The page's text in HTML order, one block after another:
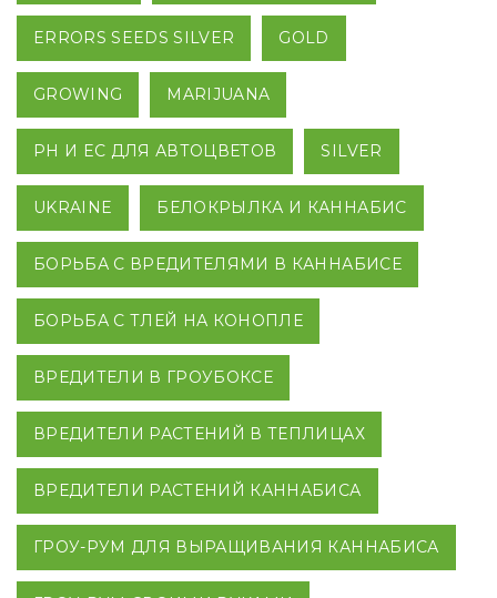
ERRORS SEEDS SILVER GOLD
GROWING MARIJUANA
PH И EC ДЛЯ АВТОЦВЕТОВ SILVER
UKRAINE БЕЛОКРЫЛКА И КАННАБИС
БОРЬБА С ВРЕДИТЕЛЯМИ В КАННАБИСЕ
БОРЬБА С ТЛЕЙ НА КОНОПЛЕ
ВРЕДИТЕЛИ В ГРОУБОКСЕ
ВРЕДИТЕЛИ РАСТЕНИЙ В ТЕПЛИЦАХ
ВРЕДИТЕЛИ РАСТЕНИЙ КАННАБИСА
ГРОУ-РУМ ДЛЯ ВЫРАЩИВАНИЯ КАННАБИСА